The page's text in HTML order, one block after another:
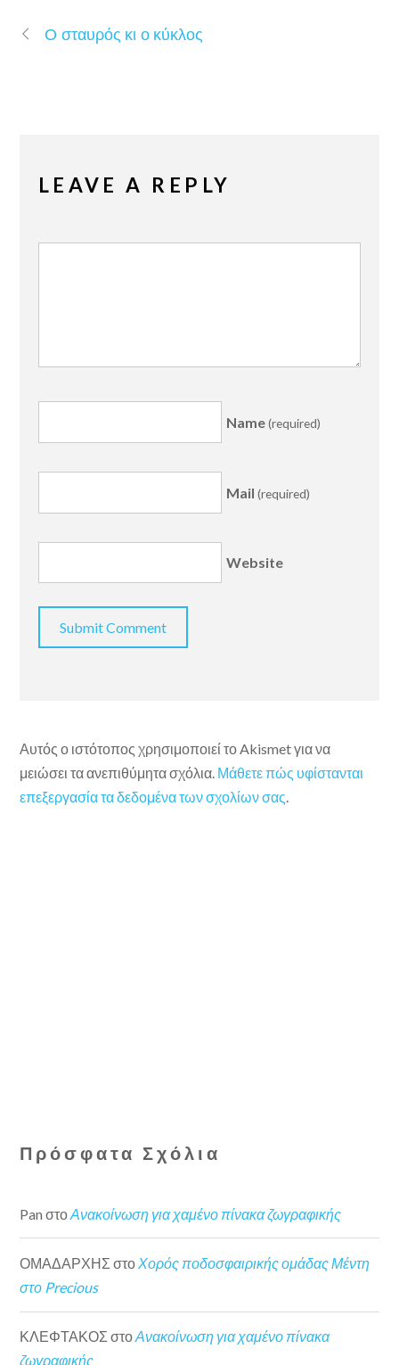
Ο σταυρός κι ο κύκλος
LEAVE A REPLY
Name(required)
Mail (required)
Website
Αυτός ο ιστότοπος χρησιμοποιεί το Akismet για να
μειώσει τα ανεπιθύμητα σχόλια. Μάθετε πώς υφίστανται
επεξεργασία τα δεδομένα των σχολίων σας.
Πρόσφατα Σχόλια
Pan στοΑνακοίνωση για χαμένο πίνακα ζωγραφικής
ΟΜΑΔΑΡΧΗΣ στοΧορός ποδοσφαιρικής ομάδας Μέντη
στο Precious
ΚΛΕΦΤΑΚΟΣ στοΑνακοίνωση για χαμένο πίνακα
ζωγραφικής